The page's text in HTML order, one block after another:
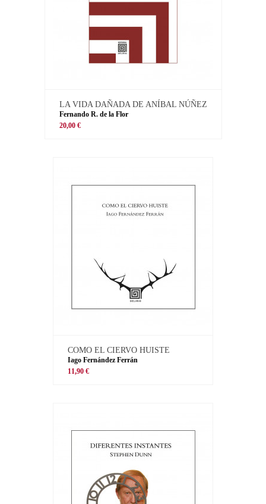
LA VIDA DAÑADA DE ANÍBAL NÚÑEZ
Fernando R. de la Flor
20,00 €
COMO EL CIERVO HUISTE
Iago Fernández Ferrán
11,90 €